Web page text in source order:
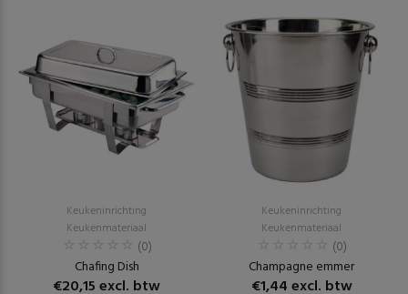
Keukeninrichting
Keukenmateriaal
(0)
Chafing Dish
€20,15 excl. btw
Keukeninrichting
Keukenmateriaal
(0)
Champagne emmer
€1,44 excl. btw